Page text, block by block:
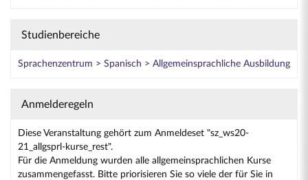
Studienbereiche
Sprachenzentrum > Spanisch > Allgemeinsprachliche Ausbildung
Anmelderegeln
Diese Veranstaltung gehört zum Anmeldeset "sz_ws20-
21_allgsprl-kurse_rest".
Für die Anmeldung wurden alle allgemeinsprachlichen Kurse
zusammengefasst. Bitte priorisieren Sie so viele der für Sie in